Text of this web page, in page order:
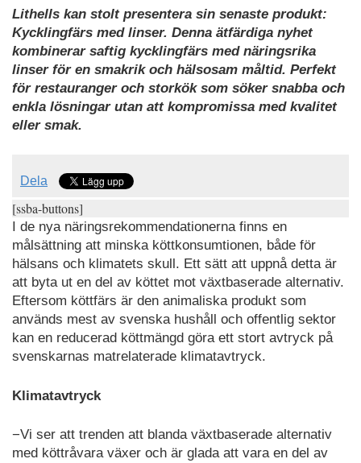
Lithells kan stolt presentera sin senaste produkt:
Kycklingfärs med linser. Denna ätfärdiga nyhet
kombinerar saftig kycklingfärs med näringsrika
linser för en smakrik och hälsosam måltid. Perfekt
för restauranger och storkök som söker snabba och
enkla lösningar utan att kompromissa med kvalitet
eller smak.
Dela
[ssba-buttons]
I de nya näringsrekommendationerna finns en
målsättning att minska köttkonsumtionen, både för
hälsans och klimatets skull. Ett sätt att uppnå detta är
att byta ut en del av köttet mot växtbaserade alternativ.
Eftersom köttfärs är den animaliska produkt som
används mest av svenska hushåll och offentlig sektor
kan en reducerad köttmängd göra ett stort avtryck på
svenskarnas matrelaterade klimatavtryck.
Klimatavtryck
−Vi ser att trenden att blanda växtbaserade alternativ
med köttråvara växer och är glada att vara en del av